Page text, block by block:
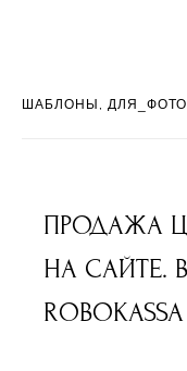
ШАБЛОНЫ
ПРОДАЖА
НА САЙТЕ.
ROBOKASSA